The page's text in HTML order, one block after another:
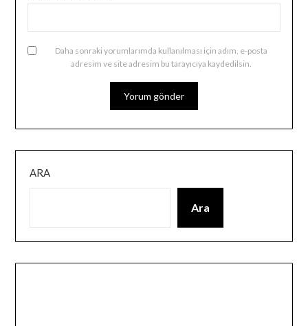
Daha sonraki yorumlarımda kullanılması için adım, e-posta
adresim ve site adresim bu tarayıcıya kaydedilsin.
ARA
Ara